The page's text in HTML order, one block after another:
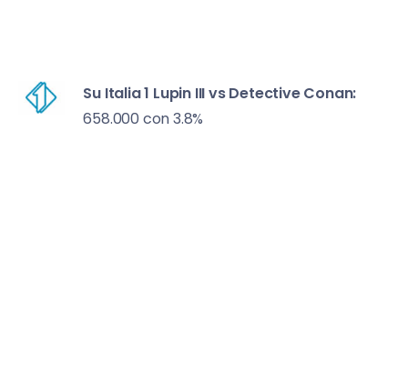
Su Italia 1 Lupin III vs Detective Conan:
658.000 con 3.8%